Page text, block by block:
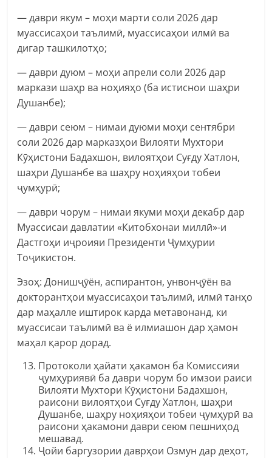
— даври якум – моҳи марти соли 2026 дар
муассисаҳои таълимӣ, муассисаҳои илмӣ ва
дигар ташкилотҳо;
— даври дуюм – моҳи апрели соли 2026 дар
маркази шаҳр ва ноҳияҳо (ба истиснои шаҳри
Душанбе);
— даври сеюм – нимаи дуюми моҳи сентябри
соли 2026 дар марказҳои Вилояти Мухтори
Кӯҳистони Бадахшон, вилоятҳои Суғду Хатлон,
шаҳри Душанбе ва шаҳру ноҳияҳои тобеи
ҷумҳурӣ;
— даври чорум – нимаи якуми моҳи декабр дар
Муассисаи давлатии «Китобхонаи миллӣ»-и
Дастгоҳи иҷроияи Президенти Ҷумҳурии
Тоҷикистон.
Эзоҳ: Донишҷӯён, аспирантон, унвонҷӯён ва
докторантҳои муассисаҳои таълимӣ, илмӣ танҳо
дар маҳалле иштирок карда метавонанд, ки
муассисаи таълимӣ ва ё илмиашон дар ҳамон
маҳал қарор дорад.
Протоколи ҳайати ҳакамон ба Комиссияи
ҷумҳуриявӣ ба даври чорум бо имзои раиси
Вилояти Мухтори Кӯҳистони Бадахшон,
раисони вилоятҳои Суғду Хатлон, шаҳри
Душанбе, шаҳру ноҳияҳои тобеи ҷумҳурӣ ва
раисони ҳакамони даври сеюм пешниҳод
мешавад.
Ҷойи баргузории даврҳои Озмун дар деҳот,